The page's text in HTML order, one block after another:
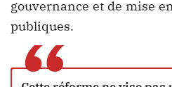
gouvernance et de mise
publiques.